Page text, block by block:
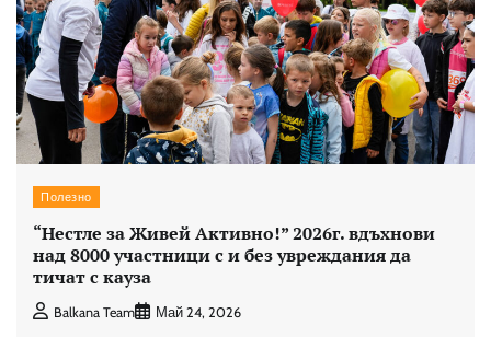
Полезно
“Нестле за Живей Aктивно!” 2026г. вдъхнови
над 8000 участници с и без увреждания да
тичат с кауза
Balkana Team Май 24, 2026